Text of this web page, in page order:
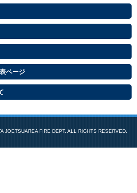
JOETSUAREA FIRE DEPT. ALL RIGHTS RESERVED.